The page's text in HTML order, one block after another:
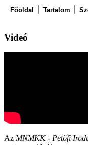
Főoldal Tartalom
Videó
Az MNMKK - Petőfi